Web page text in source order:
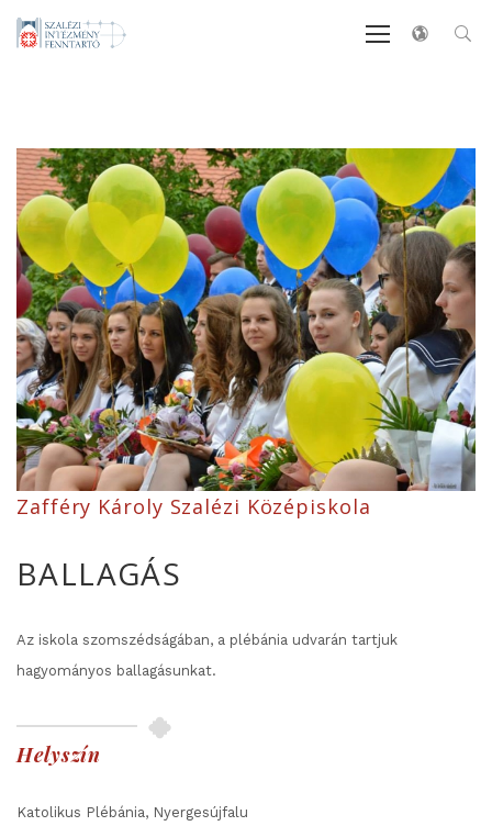
Zafféry Károly Szalézi Középiskola
BALLAGÁS
Az iskola szomszédságában, a plébánia udvarán tartjuk
hagyományos ballagásunkat.
Helyszín
Katolikus Plébánia, Nyergesújfalu